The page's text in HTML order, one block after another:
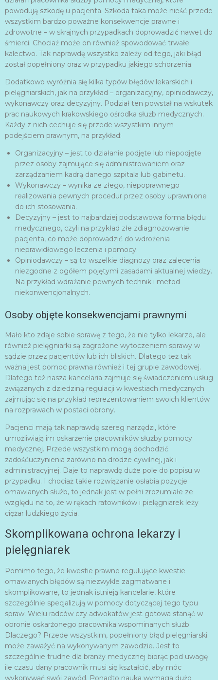
powodują szkodę u pacjenta. Szkoda taka może nieść przede
wszystkim bardzo poważne konsekwencje prawne i
zdrowotne – w skrajnych przypadkach doprowadzić nawet do
śmierci. Chociaż może on również spowodować trwałe
kalectwo. Tak naprawdę wszystko zależy od tego, jaki błąd
został popełniony oraz w przypadku jakiego schorzenia.
Dodatkowo wyróżnia się kilka typów błędów lekarskich i
pielęgniarskich, jak na przykład – organizacyjny, opiniodawczy,
wykonawczy oraz decyzyjny. Podział ten powstał na wskutek
prac naukowych krakowskiego ośrodka służb medycznych.
Każdy z nich cechuje się przede wszystkim innym
podejściem prawnym, na przykład:
Organizacyjny – jest to działanie podjęte lub niepodjęte
przez osoby zajmujące się administrowaniem oraz
zarządzaniem kadrą danego szpitala lub gabinetu.
Wykonawczy – wynika ze złego, niepoprawnego
realizowania pewnych procedur przez osoby uprawnione
do ich stosowania.
Decyzyjny – jest to najbardziej podstawowa forma błędu
medycznego, czyli na przykład złe zdiagnozowanie
pacjenta, co może doprowadzić do wdrożenia
nieprawidłowego leczenia i pomocy.
Opiniodawczy – są to wszelkie diagnozy oraz zalecenia
niezgodne z ogółem pojętymi zasadami aktualnej wiedzy.
Na przykład wdrażanie pewnych technik i metod
niekonwencjonalnych.
Osoby objęte konsekwencjami prawnymi
Mało kto zdaje sobie sprawę z tego, że nie tylko lekarze, ale
również pielęgniarki są zagrożone wytoczeniem sprawy w
sądzie przez pacjentów lub ich bliskich. Dlatego też tak
ważna jest pomoc prawna również i tej grupie zawodowej.
Dlatego też nasza kancelaria zajmuje się świadczeniem usług
związanych z dziedziną regulacji w kwestiach medycznych
zajmując się na przykład reprezentowaniem swoich klientów
na rozprawach w postaci obrony.
Pacjenci mają tak naprawdę szereg narzędzi, które
umożliwiają im oskarżenie pracowników służby pomocy
medycznej. Przede wszystkim mogą dochodzić
zadośćuczynienia zarówno na drodze cywilnej, jak i
administracyjnej. Daje to naprawdę duże pole do popisu w
przypadku. I chociaż takie rozwiązanie osłabia pozycje
omawianych służb, to jednak jest w pełni zrozumiałe ze
względu na to, że w rękach ratowników i pielęgniarek leży
ciężar ludzkiego życia.
Skomplikowana ochrona lekarzy i
pielęgniarek
Pomimo tego, że kwestie prawne regulujące kwestie
omawianych błędów są niezwykle zagmatwane i
skomplikowane, to jednak istnieją kancelarie, które
szczególnie specjalizują w pomocy dotyczącej tego typu
spraw. Wielu radców czy adwokatów jest gotowa stanąć w
obronie oskarżonego pracownika wspominanych służb.
Dlaczego? Przede wszystkim, popełniony błąd pielęgniarski
może zaważyć na wykonywanym zawodzie. Jest to
szczególnie trudne dla branży medycznej biorąc pod uwagę
ile czasu dany pracownik musi się kształcić, aby móc
wykonywać swój zawód. Ponadto nauka wymaga dużo